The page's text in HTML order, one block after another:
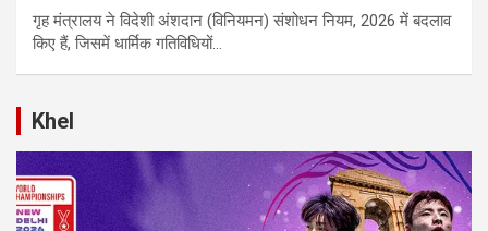
गृह मंत्रालय ने विदेशी अंशदान (विनियमन) संशोधन नियम, 2026 में बदलाव
किए हैं, जिसमें धार्मिक गतिविधियों…
Khel